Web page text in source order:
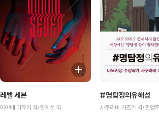
레벨 세븐
미야베 미유키 저/한희선 역
#명탐정의유해성
사쿠라바 가즈키 저/권영